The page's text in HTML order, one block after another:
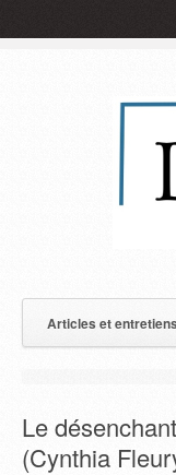
Articles et entretiens
Le
(Cynthia